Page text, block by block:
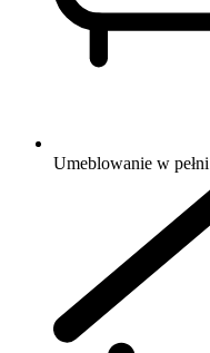
Umeblowanie w pełni